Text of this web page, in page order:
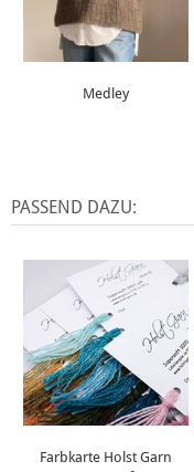
Medley
PASSEND DAZU:
Farbkarte Holst Garn